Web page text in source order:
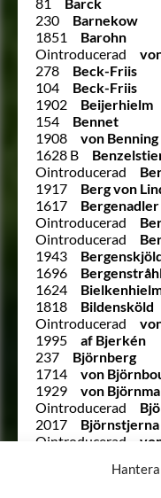
230
Barnekow
1851
Barohn
Ointroducerad
278
Beck-Friis
104
Beck-Friis
1902
Beijerhielm
154
Bennet
1908
von Benning
1628 B
Ointroducerad
1917
Berg von
1617
Bergenadler
Ointroducerad
Ointroducerad
1943
1696
1624
1818
Bildensköld
Ointroducerad
1995
af Bjerkén
237
Björnberg
1714
von
1929
von
Ointroducerad
2017
Björnstjerna
Ointroducerad
von Blixen